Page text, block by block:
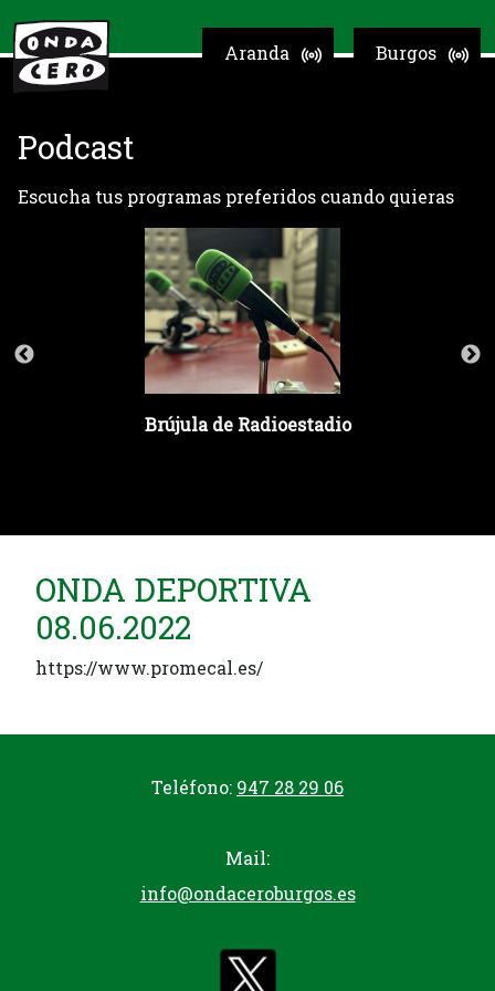
Burgos
Aranda
Podcast
Escucha tus programas preferidos cuando quieras
Brújula de Radioestadio
ONDA DEPORTIVA
08.06.2022
https://www.promecal.es/
Teléfono: 947 28 29 06
Mail:
info@ondaceroburgos.es